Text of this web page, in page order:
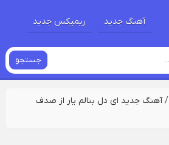
آهنگ جدید ریمیکس جدید
جستجو
/آهنگ جدید ای دل بنالم یار از صدف